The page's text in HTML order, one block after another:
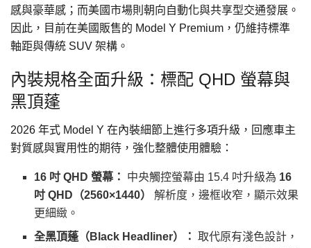
感與豪華感；而美國市場則朝向自動化與共享型交通發展。
因此，目前在美國販售的 Model Y Premium，仍維持標準
軸距與傳統 SUV 架構。
內裝規格全面升級：標配 QHD 螢幕與
黑頂蓬
2026 年式 Model Y 在內裝細節上進行多項升級，回應車主
對質感與實用性的期待，強化整體使用體驗：
16 吋 QHD 螢幕： 中央觸控螢幕由 15.4 吋升級為 16
吋 QHD（2560×1440）
解析度，邊框收窄，顯示效果
更細緻。
全黑頂蓬（Black Headliner）： 取代原有淺色設計，